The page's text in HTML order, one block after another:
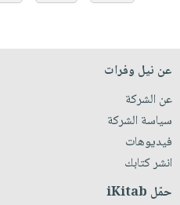
عن نيل وفرات
عن الشركة
سياسة الشركة
فيديوهات
انشر كتابك
حمّل iKitab